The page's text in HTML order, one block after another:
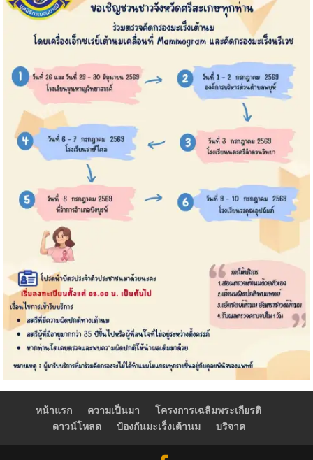
หน้าแรก ความเป็นมา
โครงการเฉลิมพระเกียรติ
ดาวน์โหลด
ป้องกันมะเร็งเต้านม บริจาค